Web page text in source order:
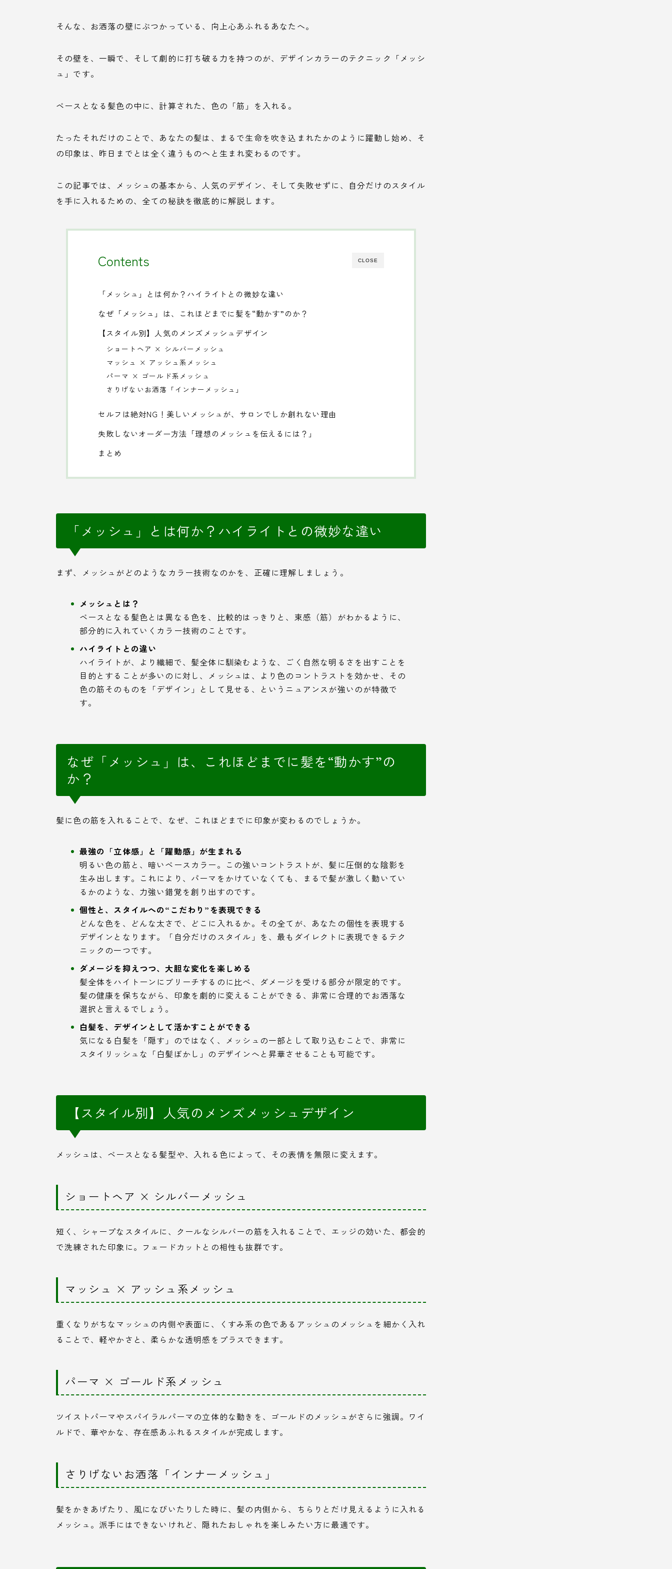
そんな、お洒落の壁にぶつかっている、向上心あふれるあなたへ。
その壁を、一瞬で、そして劇的に打ち破る力を持つのが、デザインカラーのテクニック「メッシ
ュ」です。
ベースとなる髪色の中に、計算された、色の「筋」を入れる。
たったそれだけのことで、あなたの髪は、まるで生命を吹き込まれたかのように躍動し始め、そ
の印象は、昨日までとは全く違うものへと生まれ変わるのです。
この記事では、メッシュの基本から、人気のデザイン、そして失敗せずに、自分だけのスタイル
を手に入れるための、全ての秘訣を徹底的に解説します。
CLOSE
Contents
「メッシュ」とは何か？ハイライトとの微妙な違い
なぜ「メッシュ」は、これほどまでに髪を“動かす”のか？
【スタイル別】人気のメンズメッシュデザイン
ショートヘア × シルバーメッシュ
マッシュ × アッシュ系メッシュ
パーマ × ゴールド系メッシュ
さりげないお洒落「インナーメッシュ」
セルフは絶対NG！美しいメッシュが、サロンでしか創れない理由
失敗しないオーダー方法「理想のメッシュを伝えるには？」
まとめ
「メッシュ」とは何か？ハイライトとの微妙な違い
まず、メッシュがどのようなカラー技術なのかを、正確に理解しましょう。
メッシュとは？
ベースとなる髪色とは異なる色を、比較的はっきりと、束感（筋）がわかるように、
部分的に入れていくカラー技術のことです。
ハイライトとの違い
ハイライトが、より繊細で、髪全体に馴染むような、ごく自然な明るさを出すことを
目的とすることが多いのに対し、メッシュは、より色のコントラストを効かせ、その
色の筋そのものを「デザイン」として見せる、というニュアンスが強いのが特徴で
す。
なぜ「メッシュ」は、これほどまでに髪を“動かす”の
か？
髪に色の筋を入れることで、なぜ、これほどまでに印象が変わるのでしょうか。
最強の「立体感」と「躍動感」が生まれる
明るい色の筋と、暗いベースカラー。この強いコントラストが、髪に圧倒的な陰影を
生み出します。これにより、パーマをかけていなくても、まるで髪が激しく動いてい
るかのような、力強い錯覚を創り出すのです。
個性と、スタイルへの“こだわり”を表現できる
どんな色を、どんな太さで、どこに入れるか。その全てが、あなたの個性を表現する
デザインとなります。「自分だけのスタイル」を、最もダイレクトに表現できるテク
ニックの一つです。
ダメージを抑えつつ、大胆な変化を楽しめる
髪全体をハイトーンにブリーチするのに比べ、ダメージを受ける部分が限定的です。
髪の健康を保ちながら、印象を劇的に変えることができる、非常に合理的でお洒落な
選択と言えるでしょう。
白髪を、デザインとして活かすことができる
気になる白髪を「隠す」のではなく、メッシュの一部として取り込むことで、非常に
スタイリッシュな「白髪ぼかし」のデザインへと昇華させることも可能です。
【スタイル別】人気のメンズメッシュデザイン
メッシュは、ベースとなる髪型や、入れる色によって、その表情を無限に変えます。
ショートヘア × シルバーメッシュ
短く、シャープなスタイルに、クールなシルバーの筋を入れることで、エッジの効いた、都会的
で洗練された印象に。フェードカットとの相性も抜群です。
マッシュ × アッシュ系メッシュ
重くなりがちなマッシュの内側や表面に、くすみ系の色であるアッシュのメッシュを細かく入れ
ることで、軽やかさと、柔らかな透明感をプラスできます。
パーマ × ゴールド系メッシュ
ツイストパーマやスパイラルパーマの立体的な動きを、ゴールドのメッシュがさらに強調。ワイ
ルドで、華やかな、存在感あふれるスタイルが完成します。
さりげないお洒落「インナーメッシュ」
髪をかきあげたり、風になびいたりした時に、髪の内側から、ちらりとだけ見えるように入れる
メッシュ。派手にはできないけれど、隠れたおしゃれを楽しみたい方に最適です。